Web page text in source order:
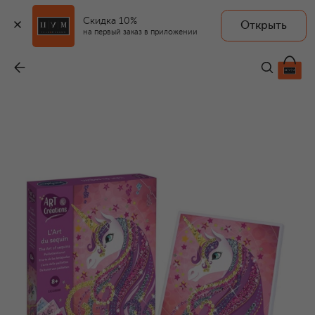
Скидка 10%
на первый заказ в приложении
Открыть
SENTOSPHERE
2 460 ₽